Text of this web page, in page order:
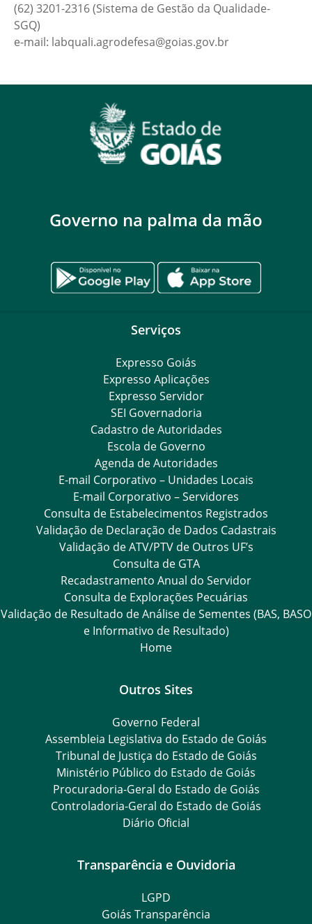
(62) 3201-2316 (Sistema de Gestão da Qualidade-
SGQ)
e-mail: labquali.agrodefesa@goias.gov.br
Governo na palma da mão
Serviços
Expresso Goiás
Expresso Aplicações
Expresso Servidor
SEI Governadoria
Cadastro de Autoridades
Escola de Governo
Agenda de Autoridades
E-mail Corporativo – Unidades Locais
E-mail Corporativo – Servidores
Consulta de Estabelecimentos Registrados
Validação de Declaração de Dados Cadastrais
Validação de ATV/PTV de Outros UF’s
Consulta de GTA
Recadastramento Anual do Servidor
Consulta de Explorações Pecuárias
Validação de Resultado de Análise de Sementes (BAS, BASO
e Informativo de Resultado)
Home
Outros Sites
Governo Federal
Assembleia Legislativa do Estado de Goiás
Tribunal de Justiça do Estado de Goiás
Ministério Público do Estado de Goiás
Procuradoria-Geral do Estado de Goiás
Controladoria-Geral do Estado de Goiás
Diário Oficial
Transparência e Ouvidoria
LGPD
Goiás Transparência